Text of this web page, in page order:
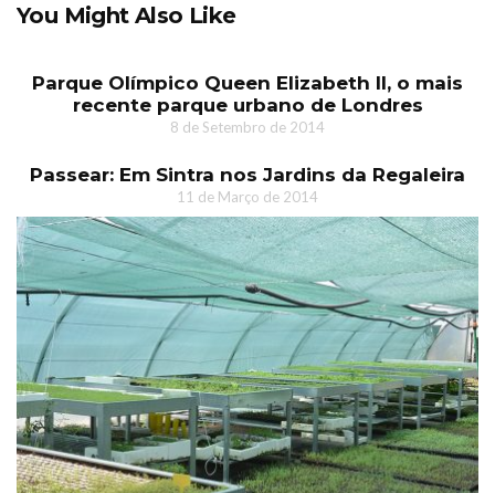
You Might Also Like
Parque Olímpico Queen Elizabeth II, o mais
recente parque urbano de Londres
8 de Setembro de 2014
Passear: Em Sintra nos Jardins da Regaleira
11 de Março de 2014